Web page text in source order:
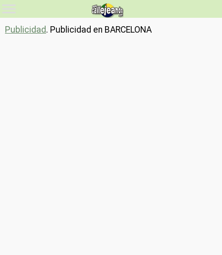
Publicidad. Publicidad en BARCELONA